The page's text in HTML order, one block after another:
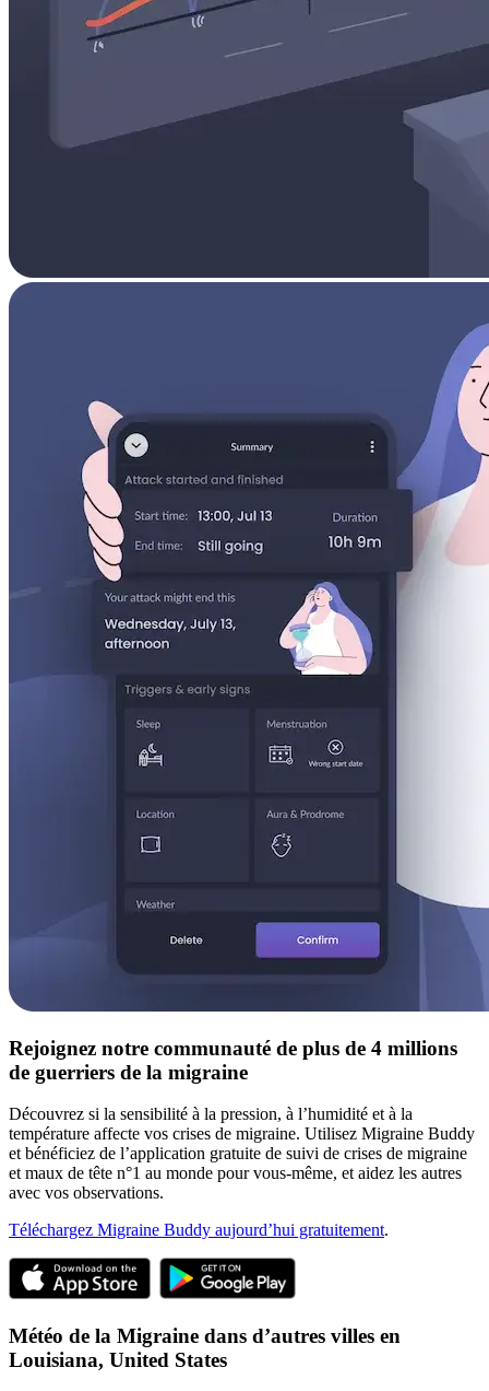
Rejoignez notre communauté de plus de 4 millions
de guerriers de la migraine
Découvrez si la sensibilité à la pression, à l’humidité et à la
température affecte vos crises de migraine. Utilisez Migraine Buddy
et bénéficiez de l’application gratuite de suivi de crises de migraine
et maux de tête n°1 au monde pour vous-même, et aidez les autres
avec vos observations.
Téléchargez Migraine Buddy aujourd’hui gratuitement.
Météo de la Migraine dans d’autres villes en
Louisiana, United States